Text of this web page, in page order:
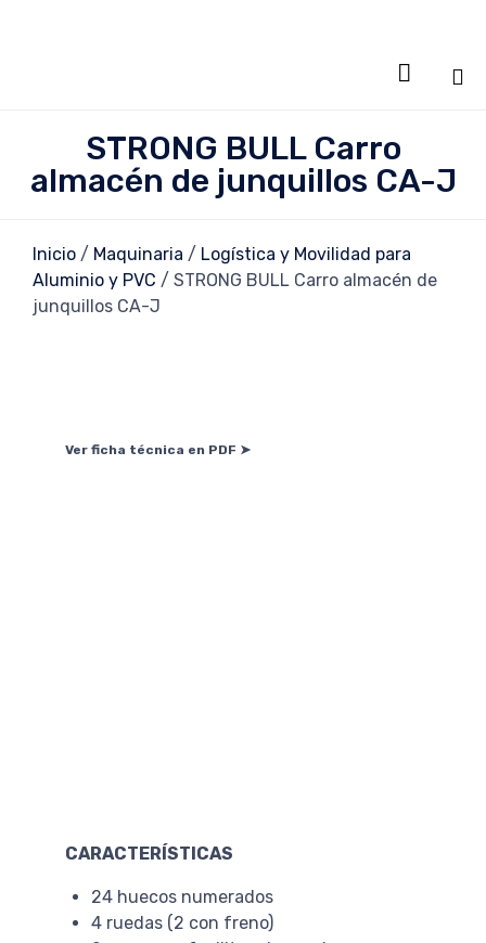

STRONG BULL Carro
almacén de junquillos CA-J
Inicio / Maquinaria / Logística y Movilidad para
Aluminio y PVC / STRONG BULL Carro almacén de
junquillos CA-J
Ver ficha técnica en PDF ➤
CARACTERÍSTICAS
24 huecos numerados
4 ruedas (2 con freno)